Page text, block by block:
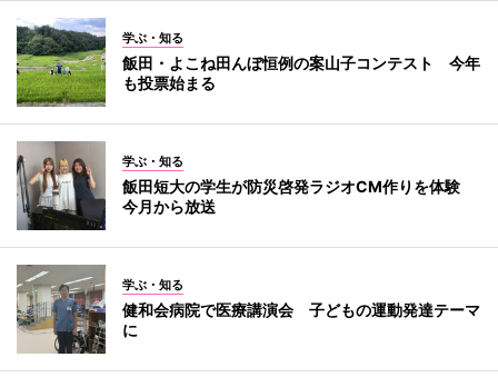
学ぶ・知る
飯田・よこね田んぼ恒例の案山子コンテスト 今年
も投票始まる
学ぶ・知る
飯田短大の学生が防災啓発ラジオCM作りを体験
今月から放送
学ぶ・知る
健和会病院で医療講演会 子どもの運動発達テーマ
に